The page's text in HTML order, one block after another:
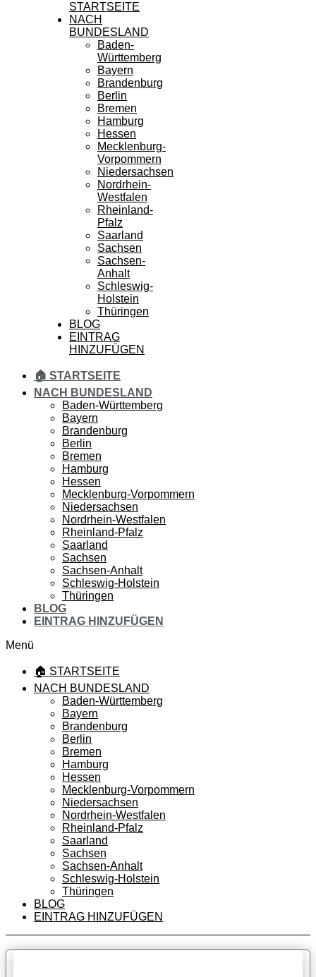
STARTSEITE
NACH
BUNDESLAND
Baden-
Württemberg
Bayern
Brandenburg
Berlin
Bremen
Hamburg
Hessen
Mecklenburg-
Vorpommern
Niedersachsen
Nordrhein-
Westfalen
Rheinland-
Pfalz
Saarland
Sachsen
Sachsen-
Anhalt
Schleswig-
Holstein
Thüringen
BLOG
EINTRAG
HINZUFÜGEN
🏠 STARTSEITE
NACH BUNDESLAND
Baden-Württemberg
Bayern
Brandenburg
Berlin
Bremen
Hamburg
Hessen
Mecklenburg-Vorpommern
Niedersachsen
Nordrhein-Westfalen
Rheinland-Pfalz
Saarland
Sachsen
Sachsen-Anhalt
Schleswig-Holstein
Thüringen
BLOG
EINTRAG HINZUFÜGEN
Menü
🏠 STARTSEITE
NACH BUNDESLAND
Baden-Württemberg
Bayern
Brandenburg
Berlin
Bremen
Hamburg
Hessen
Mecklenburg-Vorpommern
Niedersachsen
Nordrhein-Westfalen
Rheinland-Pfalz
Saarland
Sachsen
Sachsen-Anhalt
Schleswig-Holstein
Thüringen
BLOG
EINTRAG HINZUFÜGEN